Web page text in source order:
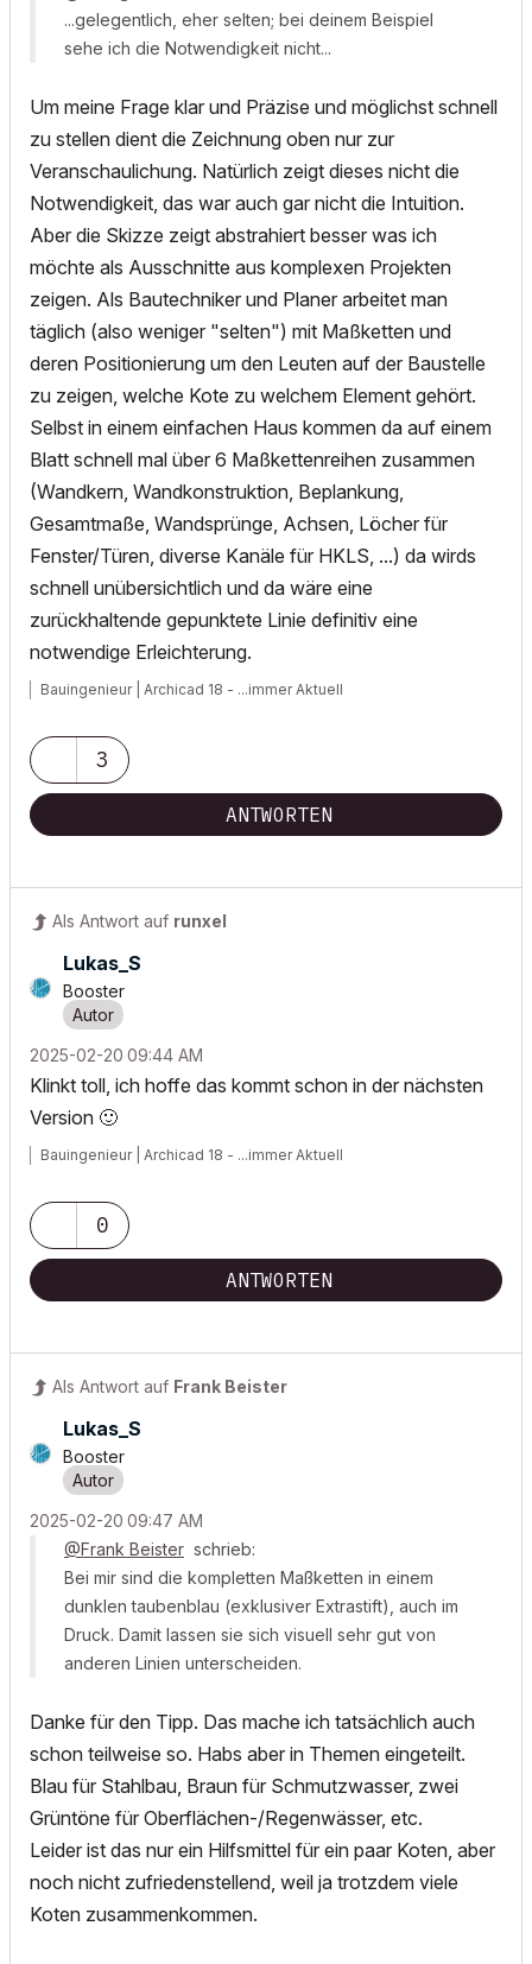
...gelegentlich, eher selten; bei deinem Beispiel
sehe ich die Notwendigkeit nicht...
Um meine Frage klar und Präzise und möglichst schnell
zu stellen dient die Zeichnung oben nur zur
Veranschaulichung. Natürlich zeigt dieses nicht die
Notwendigkeit, das war auch gar nicht die Intuition.
Aber die Skizze zeigt abstrahiert besser was ich
möchte als Ausschnitte aus komplexen Projekten
zeigen. Als Bautechniker und Planer arbeitet man
täglich (also weniger "selten") mit Maßketten und
deren Positionierung um den Leuten auf der Baustelle
zu zeigen, welche Kote zu welchem Element gehört.
Selbst in einem einfachen Haus kommen da auf einem
Blatt schnell mal über 6 Maßkettenreihen zusammen
(Wandkern, Wandkonstruktion, Beplankung,
Gesamtmaße, Wandsprünge, Achsen, Löcher für
Fenster/Türen, diverse Kanäle für HKLS, ...) da wirds
schnell unübersichtlich und da wäre eine
zurückhaltende gepunktete Linie definitiv eine
notwendige Erleichterung.
Bauingenieur | Archicad 18 - ...immer Aktuell
3
ANTWORTEN
Als Antwort auf runxel
Lukas_S
Booster
‎2025-02-20 09:44 AM
Klinkt toll, ich hoffe das kommt schon in der nächsten
Version 🙂
Bauingenieur | Archicad 18 - ...immer Aktuell
0
ANTWORTEN
Als Antwort auf Frank Beister
Lukas_S
Booster
‎2025-02-20 09:47 AM
@Frank Beister schrieb:
Bei mir sind die kompletten Maßketten in einem
dunklen taubenblau (exklusiver Extrastift), auch im
Druck. Damit lassen sie sich visuell sehr gut von
anderen Linien unterscheiden.
Danke für den Tipp. Das mache ich tatsächlich auch
schon teilweise so. Habs aber in Themen eingeteilt.
Blau für Stahlbau, Braun für Schmutzwasser, zwei
Grüntöne für Oberflächen-/Regenwässer, etc.
Leider ist das nur ein Hilfsmittel für ein paar Koten, aber
noch nicht zufriedenstellend, weil ja trotzdem viele
Koten zusammenkommen.